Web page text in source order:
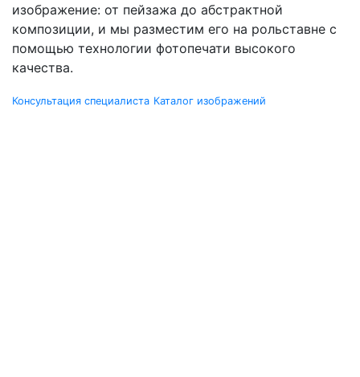
изображение: от пейзажа до абстрактной
композиции, и мы разместим его на рольставне с
помощью технологии фотопечати высокого
качества.
Консультация специалиста Каталог изображений